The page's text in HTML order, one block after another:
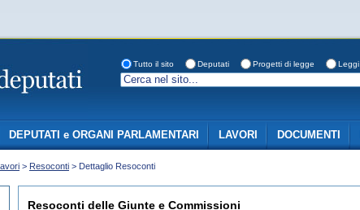
Tutto il sito Deputati Progetti di legge Leggi
DEPUTATI e ORGANI PARLAMENTARI LAVORI DOCUMENTI
> Resoconti > Dettaglio Resoconti
Resoconti delle Giunte e Commissioni